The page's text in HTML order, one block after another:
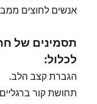
אנשים לחוצים
תסמינים של
לכלול:
הגברת קצב הלב.
תחושת קור ברגליים